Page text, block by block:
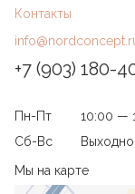
Контакты
+7 (903) 180-
Пн-Пт
10:00 —
Сб-Вс
Мы на карте